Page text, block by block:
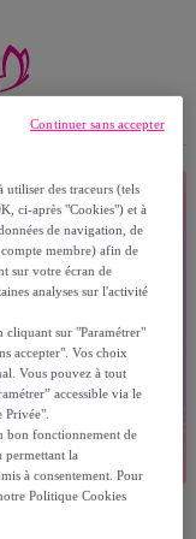
utiliser des traceurs (tels
ci-après "Cookies") et à
de navigation, de
membre) afin de
sur votre écran de
analyses sur l'activité
cliquant sur "Paramétrer"
accepter". Vos choix
Vous pouvez à tout
accessible via le
bon fonctionnement de
permettant la
à consentement. Pour
Politique Cookies
Continuer sans accepter